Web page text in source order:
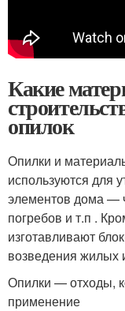
Какие
опилок
Опилки и
используются для
элементов дома —
погребов и т.п .
изготавливают
возведения жилых
Опилки — отходы,
применение